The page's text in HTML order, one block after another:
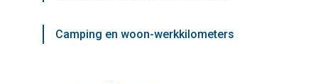
Camping en woon-werkkilometers